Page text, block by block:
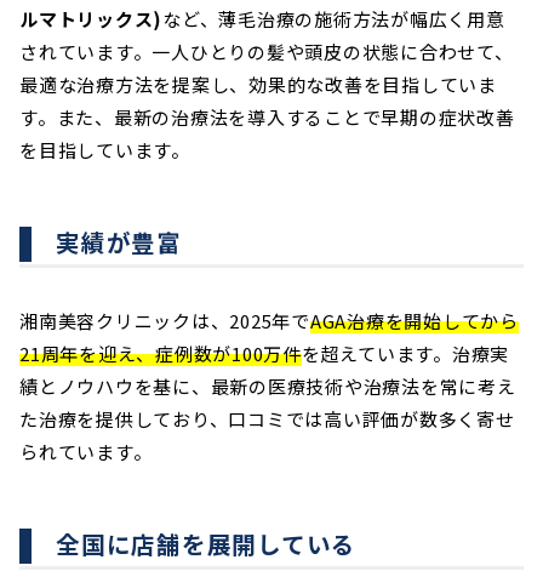
ルマトリックス)など、薄毛治療の施術方法が幅広く用意
されています。一人ひとりの髪や頭皮の状態に合わせて、
最適な治療方法を提案し、効果的な改善を目指していま
す。また、最新の治療法を導入することで早期の症状改善
を目指しています。
実績が豊富
湘南美容クリニックは、2025年でAGA治療を開始してから
21周年を迎え、症例数が100万件を超えています。治療実
績とノウハウを基に、最新の医療技術や治療法を常に考え
た治療を提供しており、口コミでは高い評価が数多く寄せ
られています。
全国に店舗を展開している